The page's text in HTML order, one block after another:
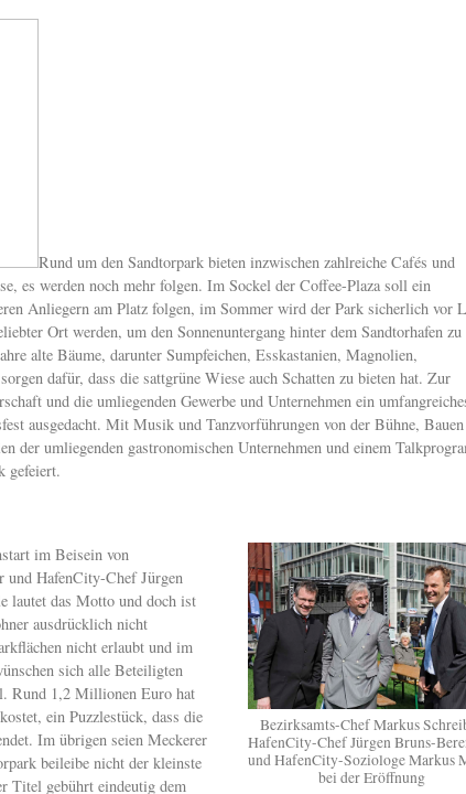
Rund um den Sandtorpark bieten inzwischen zahlreiche Cafés und
es werden noch mehr folgen. Im Sockel der Coffee-Plaza soll ein
Anliegern am Platz folgen, im Sommer wird der Park sicherlich vor
Ort werden, um den Sonnenuntergang hinter dem Sandtorhafen zu
alte Bäume, darunter Sumpfeichen, Esskastanien, Magnolien,
dafür, dass die sattgrüne Wiese auch Schatten zu bieten hat. Zur
und die umliegenden Gewerbe und Unternehmen ein
ausgedacht. Mit Musik und Tanzvorführungen von der Bühne,
der umliegenden gastronomischen Unternehmen und einem
gefeiert.
Bezirksamts-Chef Markus
HafenCity-Chef Jürgen Bruns-
und HafenCity-Soziologe Markus
bei der Eröffnung
im Beisein von
und HafenCity-Chef Jürgen
lautet das Motto und doch ist
ausdrücklich nicht
nicht erlaubt und im
sich alle Beteiligten
Rund 1,2 Millionen Euro hat
ein Puzzlestück, dass die
Im übrigen seien Meckerer
beileibe nicht der kleinste
Titel gebührt eindeutig dem